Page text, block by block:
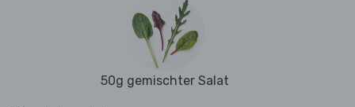
50g gemischter Salat